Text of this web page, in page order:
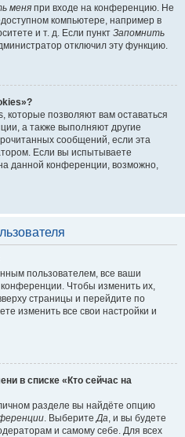
меня при входе на конференцию. Не
компьютере, например в
и т. д. Если пункт Запомнить
отключил эту функцию.
которые позволяют вам оставаться
а также выполняют другие
сообщений, если эта
Если вы испытываете
данной конференции, возможно,
пользователем, все ваши
Чтобы изменить их,
страницы и перейдите по
изменить все свои настройки и
в списке «Кто сейчас на
разделе вы найдёте опцию
. ВыберитеДа, и вы будете
и самому себе. Для всех